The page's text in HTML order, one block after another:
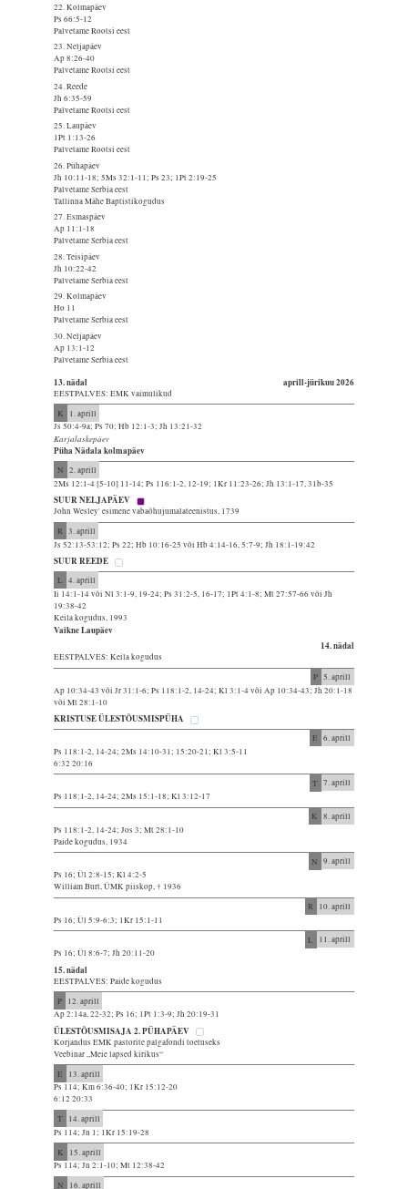
22. Kolmapäev
Ps 66:5-12
Palvetame Rootsi eest
23. Neljapäev
Ap 8:26-40
Palvetame Rootsi eest
24. Reede
Jh 6:35-59
Palvetame Rootsi eest
25. Laupäev
1Pt 1:13-26
Palvetame Rootsi eest
26. Pühapäev
Jh 10:11-18; 5Ms 32:1-11; Ps 23; 1Pt 2:19-25
Palvetame Serbia eest
Tallinna Mähe Baptistikogudus
27. Esmaspäev
Ap 11:1-18
Palvetame Serbia eest
28. Teisipäev
Jh 10:22-42
Palvetame Serbia eest
29. Kolmapäev
Ho 11
Palvetame Serbia eest
30. Neljapäev
Ap 13:1-12
Palvetame Serbia eest
13. nädal aprill-jürikuu 2026
EESTPALVES: EMK vaimulikud
K
1. aprill
Js 50:4-9a; Ps 70; Hb 12:1-3; Jh 13:21-32
Karjalaskepäev
Püha Nädala kolmapäev
N 2. aprill
2Ms 12:1-4 [5-10] 11-14; Ps 116:1-2, 12-19; 1Kr 11:23-26; Jh 13:1-17, 31b-35
SUUR NELJAPÄEV
John Wesley' esimene vabaõhujumalateenistus, 1739
R 3. aprill
Js 52:13-53:12; Ps 22; Hb 10:16-25 või Hb 4:14-16, 5:7-9; Jh 18:1-19:42
SUUR REEDE
L 4. aprill
Ii 14:1-14 või Nl 3:1-9, 19-24; Ps 31:2-5, 16-17; 1Pt 4:1-8; Mt 27:57-66 või Jh
19:38-42
Keila kogudus, 1993
Vaikne Laupäev
14. nädal
EESTPALVES: Keila kogudus
P 5. aprill
Ap 10:34-43 või Jr 31:1-6; Ps 118:1-2, 14-24; Kl 3:1-4 või Ap 10:34-43; Jh 20:1-18
või Mt 28:1-10
KRISTUSE ÜLESTÕUSMISPÜHA
E 6. aprill
Ps 118:1-2, 14-24; 2Ms 14:10-31; 15:20-21; Kl 3:5-11
6:32 20:16
T 7. aprill
Ps 118:1-2, 14-24; 2Ms 15:1-18; Kl 3:12-17
K 8. aprill
Ps 118:1-2, 14-24; Jos 3; Mt 28:1-10
Paide kogudus, 1934
N 9. aprill
Ps 16; Ül 2:8-15; Kl 4:2-5
William Burt, ÜMK piiskop, † 1936
R 10. aprill
Ps 16; Ül 5:9-6:3; 1Kr 15:1-11
L
11. aprill
Ps 16; Ül 8:6-7; Jh 20:11-20
15. nädal
EESTPALVES: Paide kogudus
P 12. aprill
Ap 2:14a, 22-32; Ps 16; 1Pt 1:3-9; Jh 20:19-31
ÜLESTÕUSMISAJA 2. PÜHAPÄEV
Korjandus EMK pastorite palgafondi toetuseks
Veebinar „Meie lapsed kirikus“
E
13. aprill
Ps 114; Km 6:36-40; 1Kr 15:12-20
6:12 20:33
T
14. aprill
Ps 114; Jn 1; 1Kr 15:19-28
K
15. aprill
Ps 114; Jn 2:1-10; Mt 12:38-42
N
16. aprill